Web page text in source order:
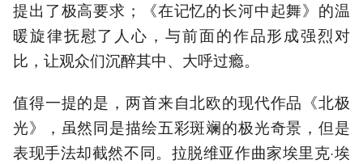
提出了极高要求；《在记忆的长河中起舞》的温
暖旋律抚慰了人心，与前面的作品形成强烈对
比，让观众们沉醉其中、大呼过瘾。
值得一提的是，两首来自北欧的现代作品《北极
光》，虽然同是描绘五彩斑斓的极光奇景，但是
表现手法却截然不同。拉脱维亚作曲家埃里克·埃